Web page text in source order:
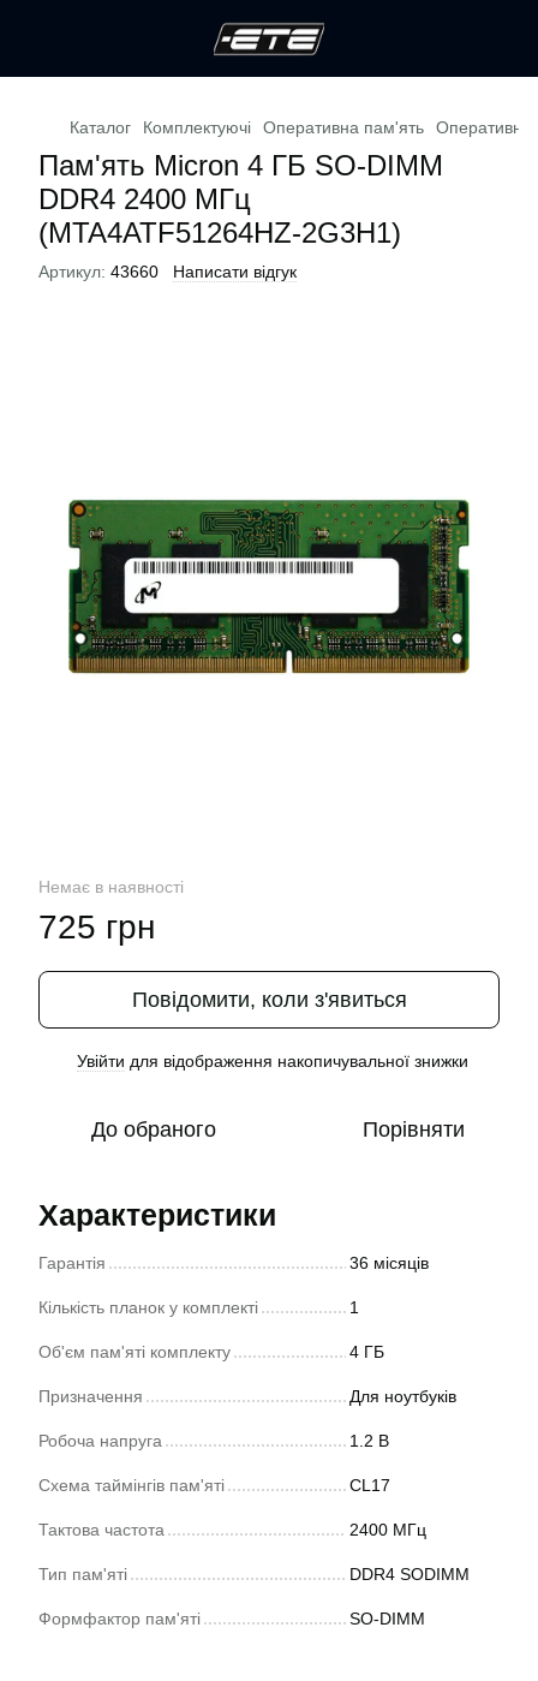
Каталог Комплектуючі Оперативна пам'ять Оперативна
Пам'ять Micron 4 ГБ SO-DIMM
DDR4 2400 МГц
(MTA4ATF51264HZ-2G3H1)
Артикул: 43660 Написати відгук
Немає в наявності
725 грн
Повідомити, коли з'явиться
Увійти для відображення накопичувальної знижки
До обраного Порівняти
Характеристики
Гарантія 36 місяців
Кількість планок у комплекті 1
Об'єм пам'яті комплекту 4 ГБ
Призначення Для ноутбуків
Робоча напруга 1.2 В
Схема таймінгів пам'яті CL17
Тактова частота 2400 МГц
Тип пам'яті DDR4 SODIMM
Формфактор пам'яті SO-DIMM